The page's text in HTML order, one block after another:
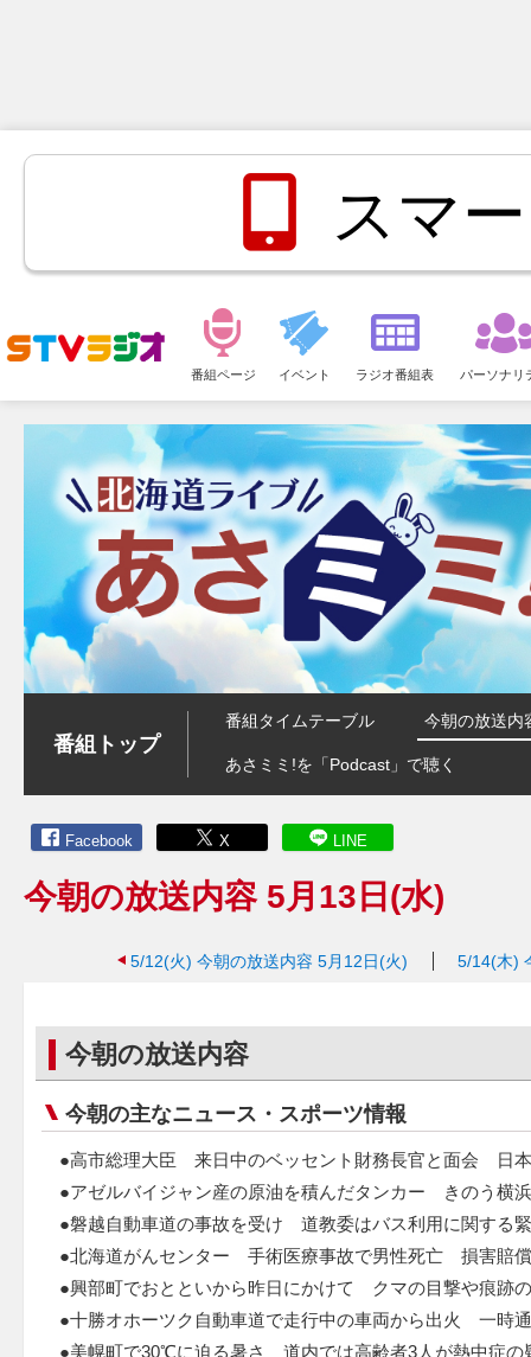
スマ
ュ
ー
番組ページ イベント ラジオ番組表 パーソナリ
番組トップ
番組タイムテーブル 今朝の放送内
あさミミ!を「Podcast」で聴く
Facebook X LINE
今朝の放送内容 5月13日(水)
5/12(火) 今朝の放送内容 5月12日(火) 5/14(木)
今朝の放送内容
今朝の主なニュース・スポーツ情報
●高市総理大臣 来日中のベッセント財務長官と面会 日
●アゼルバイジャン産の原油を積んだタンカー きのう横
●磐越自動車道の事故を受け 道教委はバス利用に関する
●北海道がんセンター 手術医療事故で男性死亡 損害賠
●興部町でおとといから昨日にかけて クマの目撃や痕跡
●十勝オホーツク自動車道で走行中の車両から出火 一時
●美幌町で30℃に迫る暑さ 道内では高齢者3人が熱中症の